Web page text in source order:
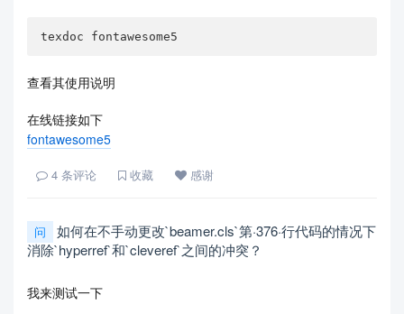
texdoc fontawesome5
查看其使用说明
在线链接如下
fontawesome5
4 条评论 收藏 感谢
问
如何在不手动更改`beamer.cls`第·376·行代码的情况下
消除`hyperref`和`cleveref`之间的冲突？
我来测试一下